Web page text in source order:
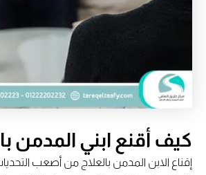
كيف أقنع ابني المدمن
إقناع الابن المدمن بالعلاج من أصعب التحديات